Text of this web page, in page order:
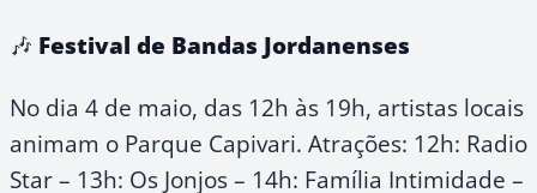
🎶 Festival de Bandas Jordanenses
No dia 4 de maio, das 12h às 19h, artistas locais
animam o Parque Capivari. Atrações: 12h: Radio
Star – 13h: Os Jonjos – 14h: Família Intimidade –